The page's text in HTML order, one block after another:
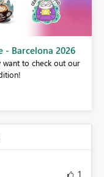
- Barcelona 2026
want to check out our
1